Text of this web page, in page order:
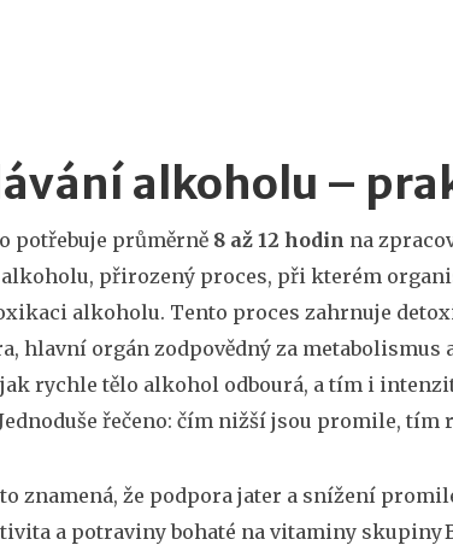
alkoholu –
potřebuje průměrně 8 až 12 hodin na
, přirozený proces, při kterém
alkoholu. Tento proces zahrnuje
, hlavní orgán zodpovědný za metabolismus
rychle tělo alkohol odbourá, a tím i
řečeno: čím nižší jsou promile,
znamená, že podpora jater a snížení
a potraviny bohaté na vitaminy skupiny